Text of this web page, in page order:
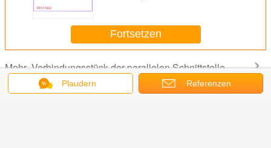
Sockel für Matrixdrucker anbringt
Fortsetzen
MehrVerbindungsstück der parallelen Schnittstelle
Plaudern Referenzen